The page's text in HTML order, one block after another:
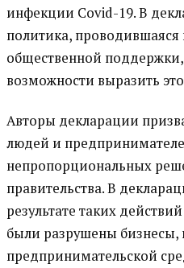
инфекции Covid-19. В
политика,
общественной
возможности выразить
Авторы декларации
людей и
непропорциональных
правительства. В
результате таких
были разрушены бизнесы,
предпринимательской